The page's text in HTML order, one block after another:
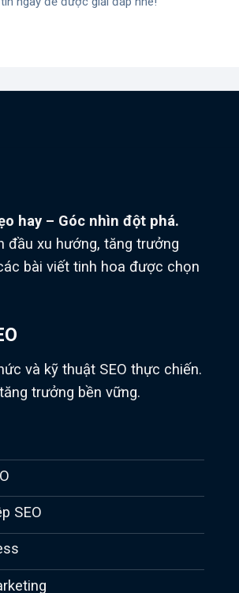
hay – Góc nhìn đột phá.
đầu xu hướng, tăng trưởng
bài viết tinh hoa được chọn
và kỹ thuật SEO thực chiến.
trưởng bền vững.
SEO